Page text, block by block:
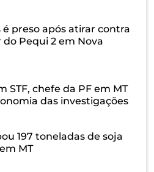
preso após atirar contra
Pequi 2 em Nova
STF, chefe da PF em MT
das investigações
197 toneladas de soja
MT